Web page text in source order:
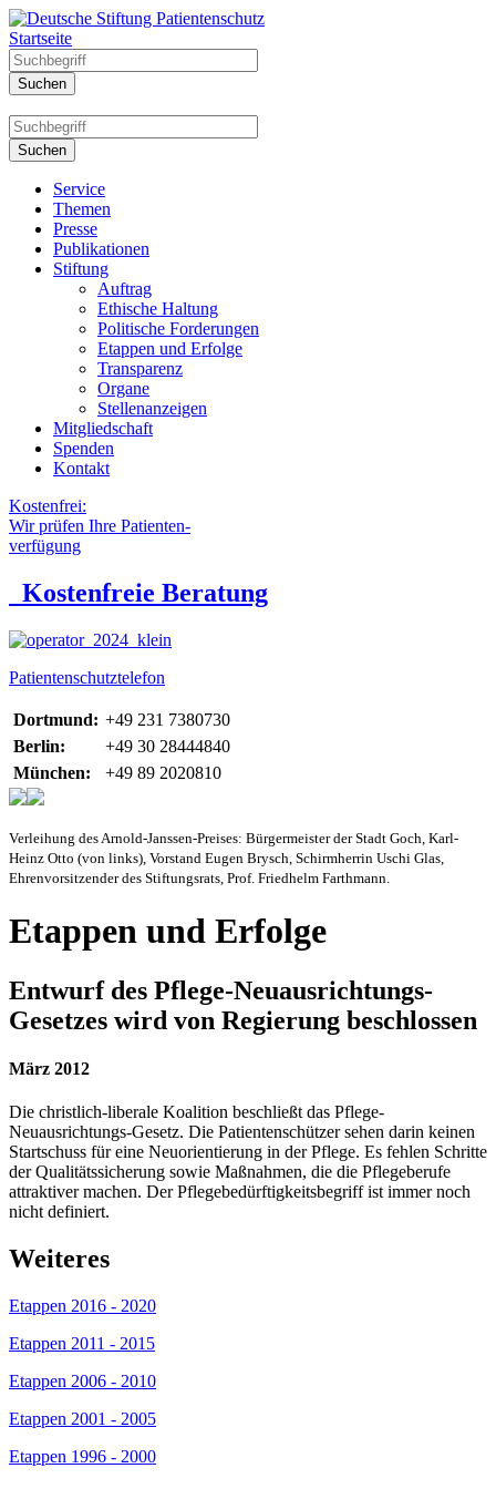
Startseite
Service
Themen
Presse
Publikationen
Stiftung
Auftrag
Ethische Haltung
Politische Forderungen
Etappen und Erfolge
Transparenz
Organe
Stellenanzeigen
Mitgliedschaft
Spenden
Kontakt
Kostenfrei:
Wir prüfen Ihre Patienten-
verfügung
Kostenfreie Beratung
Patientenschutztelefon
Dortmund: +49 231 7380730
Berlin:
+49 30 28444840
München:
+49 89 2020810
Verleihung des Arnold-Janssen-Preises: Bürgermeister der Stadt Goch, Karl-
Heinz Otto (von links), Vorstand Eugen Brysch, Schirmherrin Uschi Glas,
Ehrenvorsitzender des Stiftungsrats, Prof. Friedhelm Farthmann.
Etappen und Erfolge
Entwurf des Pflege-Neuausrichtungs-
Gesetzes wird von Regierung beschlossen
März 2012
Die christlich-liberale Koalition beschließt das Pflege-
Neuausrichtungs-Gesetz. Die Patientenschützer sehen darin keinen
Startschuss für eine Neuorientierung in der Pflege. Es fehlen Schritte
der Qualitätssicherung sowie Maßnahmen, die die Pflegeberufe
attraktiver machen. Der Pflegebedürftigkeitsbegriff ist immer noch
nicht definiert.
Weiteres
Etappen 2016 - 2020
Etappen 2011 - 2015
Etappen 2006 - 2010
Etappen 2001 - 2005
Etappen 1996 - 2000